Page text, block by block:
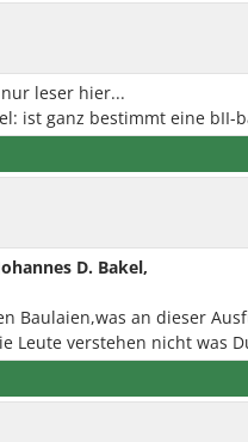
leser hier...
ist ganz bestimmt eine bII-
D. Bakel,
Baulaien,was an dieser
Leute verstehen nicht was